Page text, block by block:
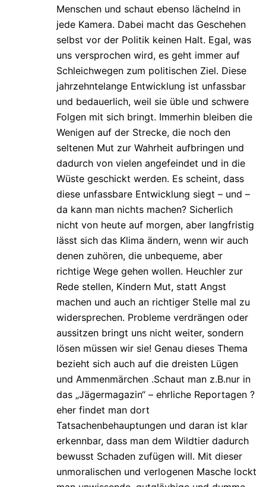
Menschen und schaut ebenso lächelnd in
jede Kamera. Dabei macht das Geschehen
selbst vor der Politik keinen Halt. Egal, was
uns versprochen wird, es geht immer auf
Schleichwegen zum politischen Ziel. Diese
jahrzehntelange Entwicklung ist unfassbar
und bedauerlich, weil sie üble und schwere
Folgen mit sich bringt. Immerhin bleiben die
Wenigen auf der Strecke, die noch den
seltenen Mut zur Wahrheit aufbringen und
dadurch von vielen angefeindet und in die
Wüste geschickt werden. Es scheint, dass
diese unfassbare Entwicklung siegt – und –
da kann man nichts machen? Sicherlich
nicht von heute auf morgen, aber langfristig
lässt sich das Klima ändern, wenn wir auch
denen zuhören, die unbequeme, aber
richtige Wege gehen wollen. Heuchler zur
Rede stellen, Kindern Mut, statt Angst
machen und auch an richtiger Stelle mal zu
widersprechen. Probleme verdrängen oder
aussitzen bringt uns nicht weiter, sondern
lösen müssen wir sie! Genau dieses Thema
bezieht sich auch auf die dreisten Lügen
und Ammenmärchen .Schaut man z.B.nur in
das „Jägermagazin“ – ehrliche Reportagen ?
eher findet man dort
Tatsachenbehauptungen und daran ist klar
erkennbar, dass man dem Wildtier dadurch
bewusst Schaden zufügen will. Mit dieser
unmoralischen und verlogenen Masche lockt